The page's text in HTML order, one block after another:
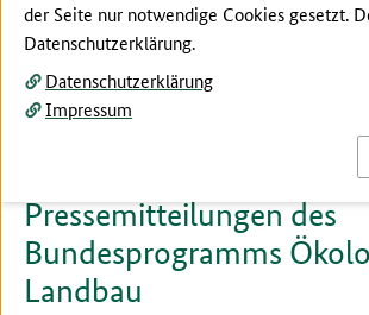
Hier beginnt der Hauptinhalt dieser Seite
Aktuelles
Pressemitteilungen des
Bundesprogramms
Landbau
der Seite nur notwendige Cookies gesetzt.
Datenschutzerklärung.
Datenschutzerklärung
Impressum